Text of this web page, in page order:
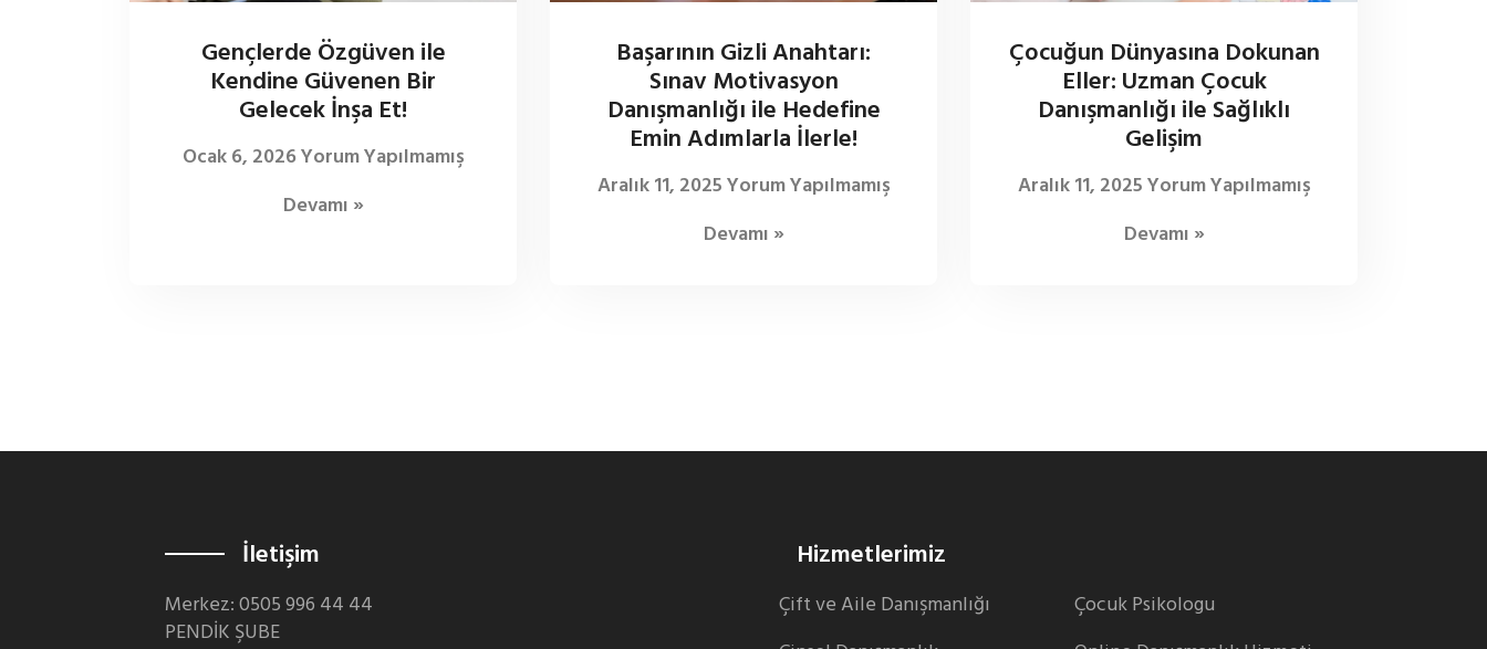
Gençlerde Özgüven ile
Kendine Güvenen Bir
Gelecek İnşa Et!
Ocak 6, 2026Yorum Yapılmamış
Devamı »
Başarının Gizli Anahtarı:
Sınav Motivasyon
Danışmanlığı ile Hedefine
Emin Adımlarla İlerle!
Aralık 11, 2025Yorum Yapılmamış
Devamı »
Çocuğun Dünyasına Dokunan
Eller: Uzman Çocuk
Danışmanlığı ile Sağlıklı
Gelişim
Aralık 11, 2025Yorum Yapılmamış
Devamı »
İletişim
Merkez: 0505 996 44 44
PENDİK ŞUBE
Hizmetlerimiz
Çift ve Aile Danışmanlığı
Çocuk Psikologu